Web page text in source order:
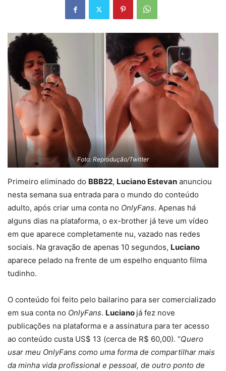
Foto: Reprodução/Twitter
Primeiro eliminado do BBB22, Luciano Estevan anunciou
nesta semana sua entrada para o mundo do conteúdo
adulto, após criar uma conta no OnlyFans. Apenas há
alguns dias na plataforma, o ex-brother já teve um vídeo
em que aparece completamente nu, vazado nas redes
sociais. Na gravação de apenas 10 segundos, Luciano
aparece pelado na frente de um espelho enquanto filma
tudinho.
O conteúdo foi feito pelo bailarino para ser comercializado
em sua conta no OnlyFans. Luciano já fez nove
publicações na plataforma e a assinatura para ter acesso
ao conteúdo custa US$ 13 (cerca de R$ 60,00). “Quero
usar meu OnlyFans como uma forma de compartilhar mais
da minha vida profissional e pessoal, de outro ponto de